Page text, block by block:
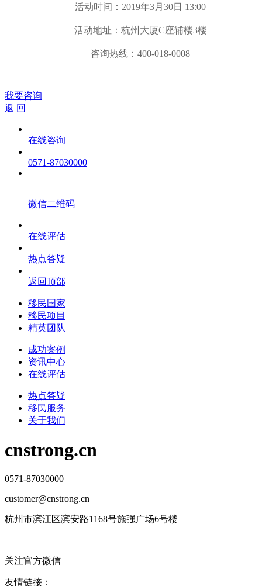
活动时间：2019年3月30日 13:00
活动地址：杭州大厦C座辅楼3楼
咨询热线：400-018-0008
我要咨询
返 回
在线咨询
0571-87030000
微信二维码
在线评估
热点答疑
返回顶部
移民国家
移民项目
精英团队
成功案例
资讯中心
在线评估
热点答疑
移民服务
关于我们
cnstrong.cn
0571-87030000
customer@cnstrong.cn
杭州市滨江区滨安路1168号施强广场6号楼
关注官方微信
友情链接：